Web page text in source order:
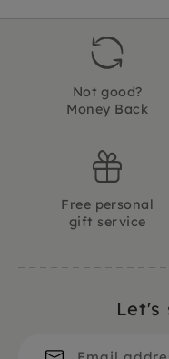
Not good?
Money Back
Free personal
gift service
Let's